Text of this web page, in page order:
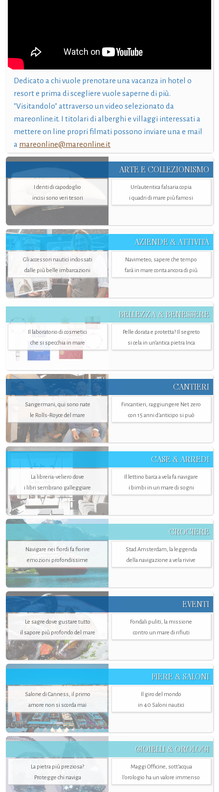
Dedicato a chi vuole prenotare una vacanza in hotel o
resort e prima di scegliere vuole saperne di più.
"Visitandolo" attraverso un video selezionato da
mareonline.it. I titolari di alberghi e villaggi interessati a
mettere on line propri filmati possono inviare una e mail
a mareonline@mareonline.it
ARTE E COLLEZIONISMO
I denti di capodoglio
incisi sono veri tesori
Un’autentica falsaria copia
i quadri di mare più famosi
AZIENDE & ATTIVITÀ
Gli accessori nautici indossati
dalle più belle imbarcazioni
Navimeteo, sapere che tempo
farà in mare conta ancora di più
BELLEZZA & BENESSERE
Il laboratorio di cosmetici
che si specchia in mare
Pelle dorata e protetta? Il segreto
si cela in un’antica pietra Inca
CANTIERI
Sangermani, qui sono nate
le Rolls-Royce del mare
Fincantieri, raggiungere Net zero
con 15 anni d'anticipo si può
CASE & ARREDI
La libreria-veliero dove
i libri sembrano galleggiare
Il lettino barca a vela fa navigare
i bimbi in un mare di sogni
CROCIERE
Navigare nei fiordi fa fiorire
emozioni profondissime
Stad Amsterdam, la leggenda
della navigazione a vela rivive
EVENTI
Le sagre dove gustare tutto
il sapore più profondo del mare
Fondali puliti, la missione
contro un mare di rifiuti
FIERE & SALONI
Salone di Canness, il primo
amore non si scorda mai
Il giro del mondo
in 40 Saloni nautici
GIOIELLI & OROLOGI
La pietra più preziosa?
Protegge chi naviga
Maggi Officine, sott’acqua
l'orologio ha un valore immenso